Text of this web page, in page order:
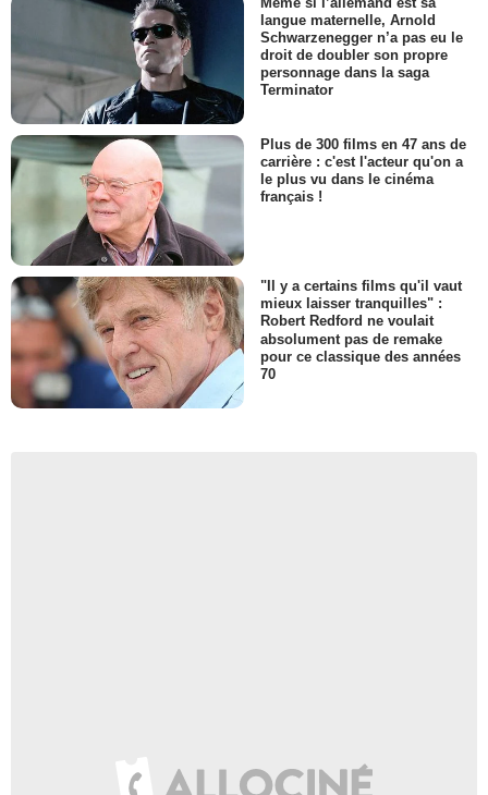
langue maternelle, Arnold
Schwarzenegger n’a pas eu le
droit de doubler son propre
personnage dans la saga
Terminator
Plus de 300 films en 47 ans de
carrière : c'est l'acteur qu'on a
le plus vu dans le cinéma
français !
"Il y a certains films qu'il vaut
mieux laisser tranquilles" :
Robert Redford ne voulait
absolument pas de remake
pour ce classique des années
70